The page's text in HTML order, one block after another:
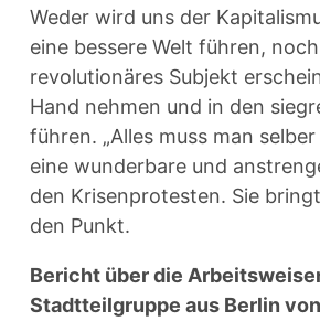
Weder wird uns der
eine bessere Welt führen,
revolutionäres Subjekt
Hand nehmen und in den
führen. „Alles muss man
eine wunderbare und
den Krisenprotesten. Sie
den Punkt.
Bericht über die
Stadtteilgruppe aus Berlin